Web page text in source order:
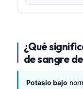
¿Qué
de sangre
Potasio bajo